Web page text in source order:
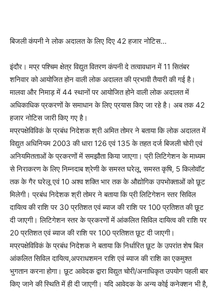
बिजली कंपनी ने लोक अदालत के लिए दिए 42 हजार नोटिस…
इंदौर। मप्र पश्चिम क्षेत्र विद्युत वितरण कंपनी दे तत्वावधान में 11 सितंबर
शनिवार को आयोजित होन वाली लोक अदालत की प्रभावी तैयारी की गई है।
मालवा और निमाड़ में 44 स्थानों पर आयोजित होने वाली लोक अदालत में
अधिकाधिक प्रकरणों के समाधान के लिए प्रयास किए जा रहे है। अब तक 42
हजार नोटिस जारी किए गए है।
मप्रपक्षेविविकं के प्रबंध निदेशक श्री अमित तोमर ने बताया कि लोक अदालत में
विद्युत अधिनियम 2003 की धारा 126 एवं 135 के तहत दर्ज बिजली चोरी एवं
अनियमितताओं के प्रकरणों में समझौता किया जाएगा। प्री लिटिगेशन के माध्यम
से निराकरण के लिए निम्नदाब श्रेणी के समस्त घरेलू, समस्त कृषि, 5 किलोवॉट
तक के गैर घरेलू एवं 10 अश्व शक्ति भार तक के औद्योगिक उपभोक्ताओं को छूट
मिलेगी। प्रबंध निदेशक श्री तोमर ने बताया कि प्री लिटिगेशन स्तर सिविल
दायित्व की राशि पर 30 प्रतिशत एवं ब्याज की राशि पर 100 प्रतिशत की छूट
दी जाएगी। लिटिगेशन स्तर के प्रकरणों में आंकलित सिविल दायित्व की राशि पर
20 प्रतिशत एवं ब्याज की राशि पर 100 प्रतिशत छूट दी जाएगी।
मप्रपक्षेविविकं के प्रबंध निदेशक ने बताया कि निर्धारित छूट के उपरांत शेष बिल
आंकलित सिविल दायित्व,अपराधशमन राशि एवं ब्याज की राशि का एकमुश्त
भुगतान करना होगा। छूट आवेदक द्वारा विद्युत चोरी/अनाधिकृत उपयोग पहली बार
किए जाने की स्थिति में ही दी जाएगी। यदि आवेदक के अन्य कोई कनेक्शन भी है,